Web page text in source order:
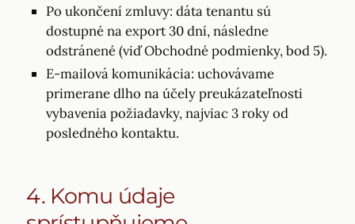
Po ukončení zmluvy: dáta tenantu sú
dostupné na export 30 dní, následne
odstránené (viď Obchodné podmienky, bod 5).
E-mailová komunikácia: uchovávame
primerane dlho na účely preukázateľnosti
vybavenia požiadavky, najviac 3 roky od
posledného kontaktu.
4. Komu údaje